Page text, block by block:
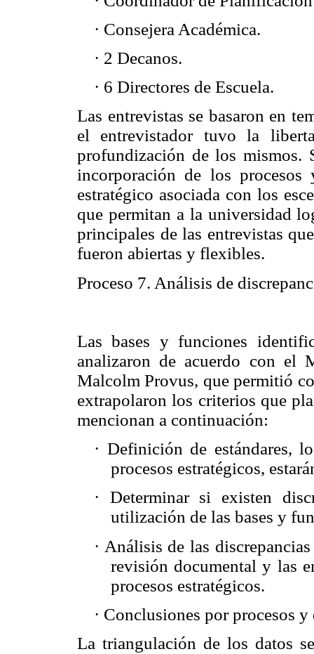
· Consejera Académica.
· 2 Decanos.
· 6 Directores de Escuela.
Las entrevistas se basaron en
el entrevistador tuvo la
profundización de los mismos.
incorporación de los procesos
estratégico asociada con los
que permitan a la universidad
principales de las entrevistas
fueron abiertas y flexibles.
Proceso 7. Análisis de
Las bases y funciones
analizaron de acuerdo con el
Malcolm Provus, que permitió
extrapolaron los criterios que
mencionan a continuación:
· Definición de estándares,
procesos estratégicos,
·
Determinar si existen
utilización de las bases y
· Análisis de las
revisión documental y las
procesos estratégicos.
· Conclusiones por procesos
La triangulación de los datos